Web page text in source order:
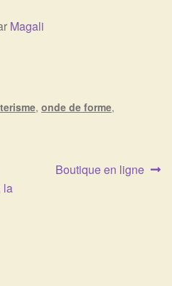
Magali
, onde de forme,
la
Article
Boutique en ligne